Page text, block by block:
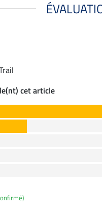
cet article